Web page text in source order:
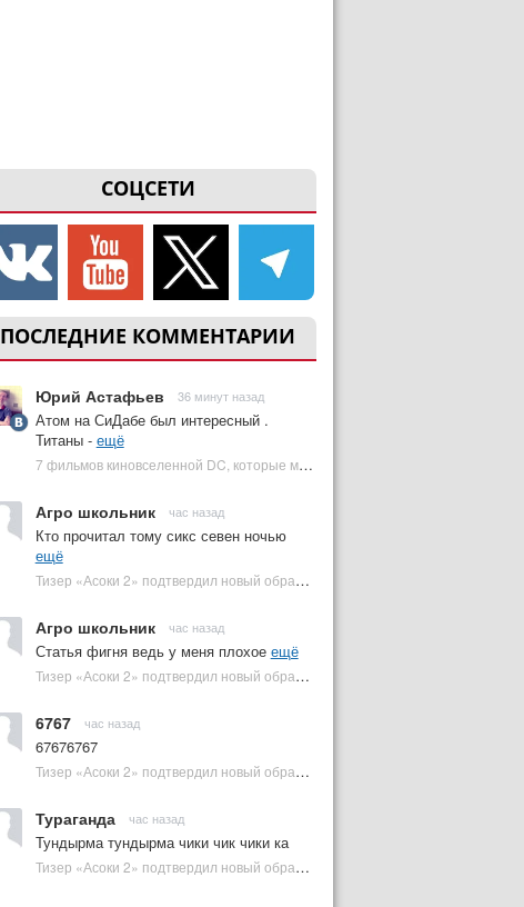
СОЦСЕТИ
ПОСЛЕДНИЕ КОММЕНТАРИИ
Юрий Астафьев 36 минут назад
Атом на СиДабе был интересный .
Титаны - ещё
7 фильмов киновселенной DC, которые может снять Зак Снайдер | Plugged In Ru
Агро школьник час назад
Кто прочитал тому сикс севен ночью
ещё
Тизер «Асоки 2» подтвердил новый образ Энакина Скайуокера | Plugged In Ru
Агро школьник час назад
Статья фигня ведь у меня плохое ещё
Тизер «Асоки 2» подтвердил новый образ Энакина Скайуокера | Plugged In Ru
6767 час назад
67676767
Тизер «Асоки 2» подтвердил новый образ Энакина Скайуокера | Plugged In Ru
Тураганда час назад
Тундырма тундырма чики чик чики ка
Тизер «Асоки 2» подтвердил новый образ Энакина Скайуокера | Plugged In Ru